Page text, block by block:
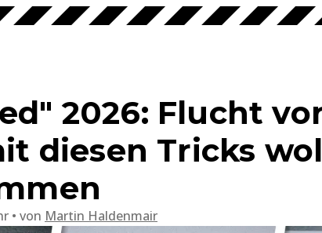
2026: Flucht
diesen Tricks
von Martin Haldenmair